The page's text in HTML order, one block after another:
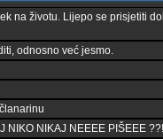
na životu. Lijepo se prisjetiti
odnosno već jesmo.
NIKO NIKAJ NEEEE PIŠEEE